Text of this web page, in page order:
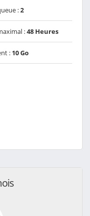
:2
:48 Heures
: 10 Go